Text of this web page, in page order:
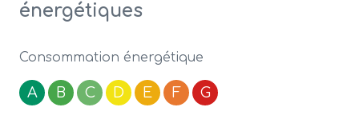
énergétiques
Consommation énergétique
A B C D E F G